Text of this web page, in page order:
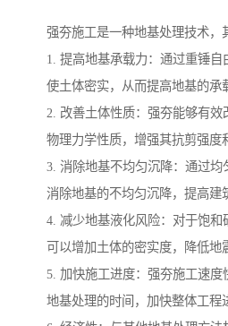
强夯施工是一种地基处理技术，
1. 提高地基承载力：通过重锤自
使土体密实，从而提高地基的承
2. 改善土体性质：强夯能够有效
物理力学性质，增强其抗剪强度
3. 消除地基不均匀沉降：通过均
消除地基的不均匀沉降，提高建
4. 减少地基液化风险：对于饱和
可以增加土体的密实度，降低地
5. 加快施工进度：强夯施工速度
地基处理的时间，加快整体工程